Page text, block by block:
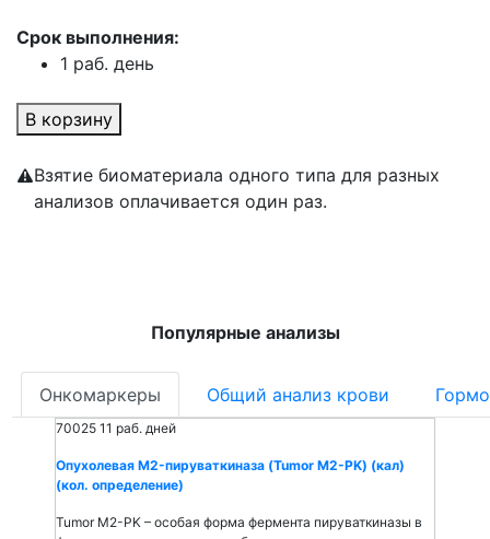
Срок выполнения:
1 раб. день
В корзину
Взятие биоматериала одного типа для разных
анализов оплачивается один раз.
Популярные анализы
Онкомаркеры Общий анализ крови
70025 11 раб. дней
Опухолевая M2-пируваткиназа (Tumor M2-PK) (кал)
(кол. определение)
Tumor M2-PK – особая форма фермента пируваткиназы в